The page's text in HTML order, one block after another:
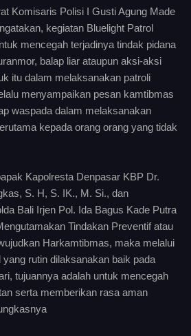
Komisaris Polisi I Gusti Agung Made
kegiatan Bluelight Patrol
mencegah terjadinya tindak pidana
balap liar ataupun aksi-aksi
itu dalam melaksanakan patroli
menyampaikan pesan kamtibmas
waspada dalam melaksanakan
kepada orang orang yang tidak
Kapolresta Denpasar KBP Dr.
S. H, S. IK., M. Si., dan
Bali Irjen Pol. Ida Bagus Kade Putra
Tindakan Preventif atau
Harkamtibmas, maka melalui
yang rutin dilaksanakan baik pada
tujuannya adalah untuk mencegah
serta memberikan rasa aman